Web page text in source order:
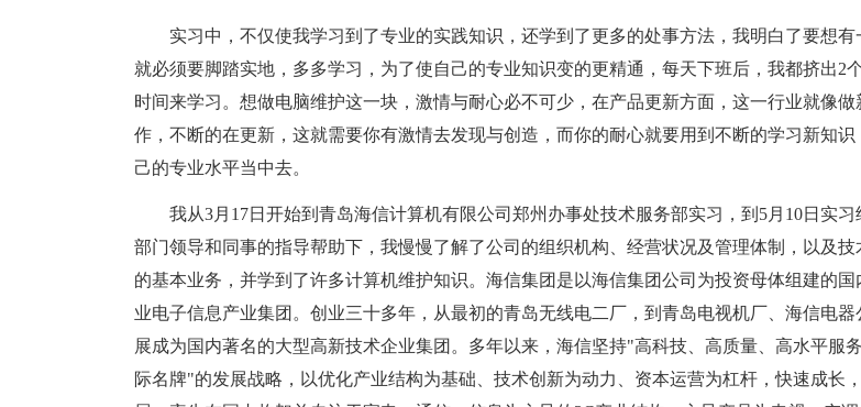
实习中，不仅使我学习到了专业的实践知识，还学到了更多的处事方法，我明白了要想有
就必须要脚踏实地，多多学习，为了使自己的专业知识变的更精通，每天下班后，我都挤出2
时间来学习。想做电脑维护这一块，激情与耐心必不可少，在产品更新方面，这一行业就像做
作，不断的在更新，这就需要你有激情去发现与创造，而你的耐心就要用到不断的学习新知识
己的专业水平当中去。
我从3月17日开始到青岛海信计算机有限公司郑州办事处技术服务部实习，到5月10日实习
部门领导和同事的指导帮助下，我慢慢了解了公司的组织机构、经营状况及管理体制，以及技
的基本业务，并学到了许多计算机维护知识。海信集团是以海信集团公司为投资母体组建的国
业电子信息产业集团。创业三十多年，从最初的青岛无线电二厂，到青岛电视机厂、海信电器
展成为国内著名的大型高新技术企业集团。多年以来，海信坚持"高科技、高质量、高水平服
际名牌"的发展战略，以优化产业结构为基础、技术创新为动力、资本运营为杠杆，快速成长